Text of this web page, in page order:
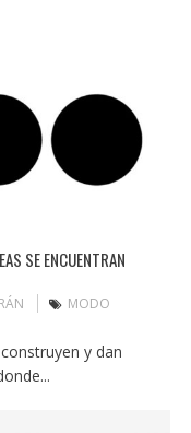
SE ENCUENTRAN
MODO
y dan